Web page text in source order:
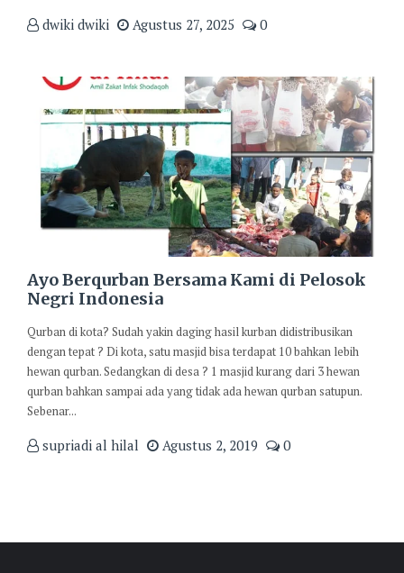
dwiki dwiki Agustus 27, 2025 0
Ayo Berqurban Bersama Kami di Pelosok
Negri Indonesia
Qurban di kota? Sudah yakin daging hasil kurban didistribusikan
dengan tepat ? Di kota, satu masjid bisa terdapat 10 bahkan lebih
hewan qurban. Sedangkan di desa ? 1 masjid kurang dari 3 hewan
qurban bahkan sampai ada yang tidak ada hewan qurban satupun.
Sebenar...
supriadi al hilal Agustus 2, 2019 0